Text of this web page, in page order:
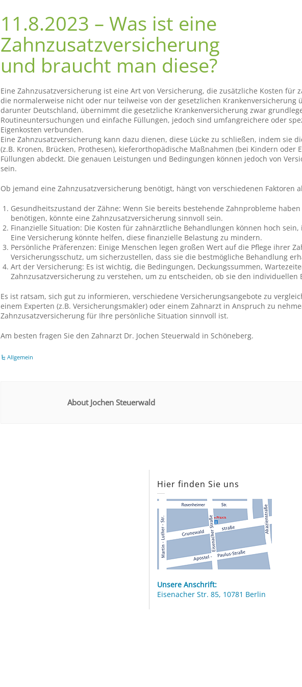
11.8.2023 – Was ist eine
Zahnzusatzversicherung
und braucht man diese?
Eine Zahnzusatzversicherung ist eine Art von Versicherung, die zusätzliche Kosten für
die normalerweise nicht oder nur teilweise von der gesetzlichen Krankenversicherung
darunter Deutschland, übernimmt die gesetzliche Krankenversicherung zwar
Routineuntersuchungen und einfache Füllungen, jedoch sind umfangreichere oder
Eigenkosten verbunden.
Eine Zahnzusatzversicherung kann dazu dienen, diese Lücke zu schließen, indem sie
(z.B. Kronen, Brücken, Prothesen), kieferorthopädische Maßnahmen (bei Kindern oder
Füllungen abdeckt. Die genauen Leistungen und Bedingungen können jedoch von
sein.
Ob jemand eine Zahnzusatzversicherung benötigt, hängt von verschiedenen Faktoren
Gesundheitszustand der Zähne: Wenn Sie bereits bestehende Zahnprobleme
benötigen, könnte eine Zahnzusatzversicherung sinnvoll sein.
Finanzielle Situation: Die Kosten für zahnärztliche Behandlungen können hoch
Eine Versicherung könnte helfen, diese finanzielle Belastung zu mindern.
Persönliche Präferenzen: Einige Menschen legen großen Wert auf die Pflege ihrer
Versicherungsschutz, um sicherzustellen, dass sie die bestmögliche Behandlung
Art der Versicherung: Es ist wichtig, die Bedingungen, Deckungssummen,
Zahnzusatzversicherung zu verstehen, um zu entscheiden, ob sie den
Es ist ratsam, sich gut zu informieren, verschiedene Versicherungsangebote zu
einem Experten (z.B. Versicherungsmakler) oder einem Zahnarzt in Anspruch zu
Zahnzusatzversicherung für Ihre persönliche Situation sinnvoll ist.
Am besten fragen Sie den Zahnarzt Dr. Jochen Steuerwald in Schöneberg.
Allgemein
About Jochen Steuerwald
Hier finden Sie uns
Unsere Anschrift:
Eisenacher Str. 85, 10781 Berlin